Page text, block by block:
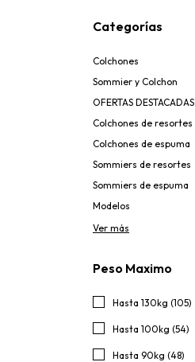
Categorías
Colchones
Sommier y Colchon
OFERTAS DESTACADAS
Colchones de resortes
Colchones de espuma
Sommiers de resortes
Sommiers de espuma
Modelos
Ver más
Peso Maximo
Hasta 130kg (105)
Hasta 100kg (54)
Hasta 90kg (48)